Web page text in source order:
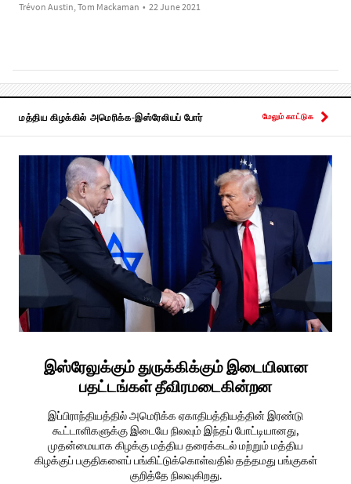
Trévon Austin, Tom Mackaman • 22 June 2021
மத்திய கிழக்கில் அமெரிக்க-இஸ்ரேலியப் போர் மேலும் காட்டுக
இஸ்ரேலுக்கும் துருக்கிக்கும் இடையிலான
பதட்டங்கள் தீவிரமடைகின்றன
இப்பிராந்தியத்தில் அமெரிக்க ஏகாதிபத்தியத்தின் இரண்டு
கூட்டாளிகளுக்கு இடையே நிலவும் இந்தப் போட்டியானது,
முதன்மையாக கிழக்கு மத்திய தரைக்கடல் மற்றும் மத்திய
கிழக்குப் பகுதிகளைப் பங்கிட்டுக்கொள்வதில் தத்தமது பங்குகள்
குறித்தே நிலவுகிறது.